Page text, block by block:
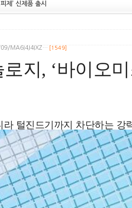
제’ 신제품 출시
MA6I4J4IXZ… [1549]
지, ‘바이오
털진드기까지 차단하는 강